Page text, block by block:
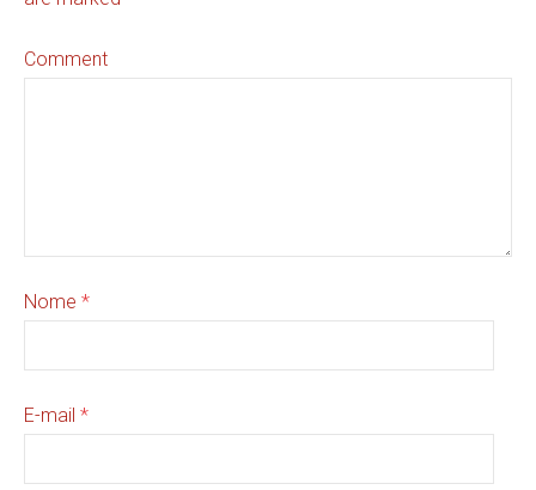
Comment
Nome *
E-mail *